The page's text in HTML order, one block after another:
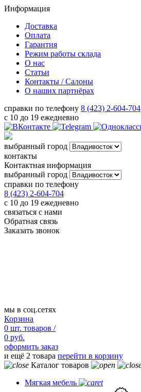
Информация
Доставка
Оплата
Гарантия
Режим работы склада
О нас
Статьи
Контакты / Салоны
О наших партнёрах
справки по телефону 8 (423) 2-604-704
с 10 до 19 ежедневно
выбранный город
контакты
Контактная информация
выбранный город
справки по телефону
8 (423) 2-604-704
с 10 до 19 ежедневно
связаться с нами
Обратная связь
Заказать звонок
мы в соц.сетях
Корзина
0 шт. товаров /
0 руб.
оформить заказ
и ещё 2 товара перейти в корзину
Каталог товаров
Мягкая мебель